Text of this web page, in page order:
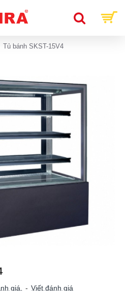
Tủ bánh SKST-15V4
giá. - Viết đánh giá